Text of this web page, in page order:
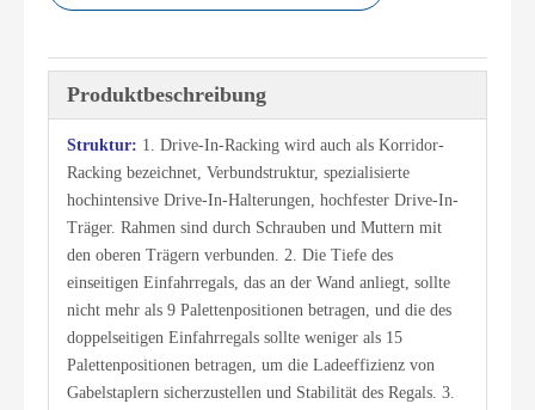
Produktbeschreibung
Struktur: 1. Drive-In-Racking wird auch als Korridor-
Racking bezeichnet, Verbundstruktur, spezialisierte
hochintensive Drive-In-Halterungen, hochfester Drive-In-
Träger. Rahmen sind durch Schrauben und Muttern mit
den oberen Trägern verbunden. 2. Die Tiefe des
einseitigen Einfahrregals, das an der Wand anliegt, sollte
nicht mehr als 9 Palettenpositionen betragen, und die des
doppelseitigen Einfahrregals sollte weniger als 15
Palettenpositionen betragen, um die Ladeeffizienz von
Gabelstaplern sicherzustellen und Stabilität des Regals. 3.